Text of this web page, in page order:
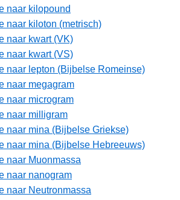
naar kilopound
naar kiloton (metrisch)
naar kwart (VK)
naar kwart (VS)
naar lepton (Bijbelse Romeinse)
naar megagram
naar microgram
naar milligram
naar mina (Bijbelse Griekse)
naar mina (Bijbelse Hebreeuws)
naar Muonmassa
naar nanogram
naar Neutronmassa